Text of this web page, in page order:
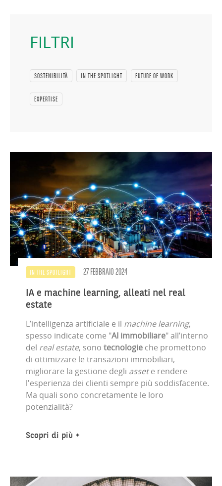
IN THE SPOTLIGHT 27 FEBBRAIO 2024
IA e machine learning, alleati nel real
estate
L’intelligenza artificiale e il machine learning,
spesso indicate come "AI immobiliare" all’interno
del real estate, sono tecnologie che promettono
di ottimizzare le transazioni immobiliari,
migliorare la gestione degli assete rendere
l'esperienza dei clienti sempre più soddisfacente.
Ma quali sono concretamente le loro
potenzialità?
Scopri di più
FILTRI
SOSTENIBILITÀ IN THE SPOTLIGHT FUTURE OF WORK
EXPERTISE